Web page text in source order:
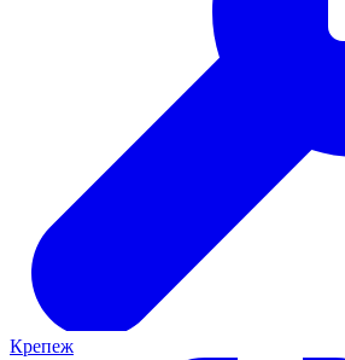
Крепеж